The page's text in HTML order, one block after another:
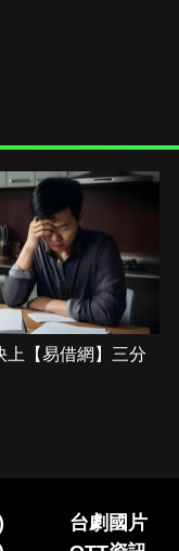
上【易借網】三分
台劇國片